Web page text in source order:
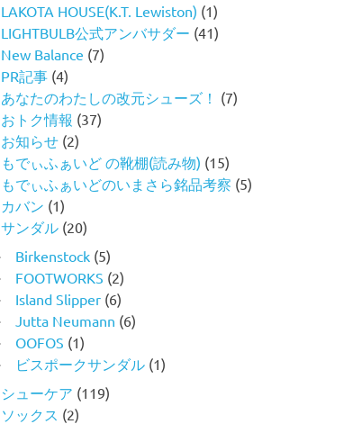
LAKOTA HOUSE(K.T. Lewiston) (1)
LIGHTBULB公式アンバサダー (41)
New Balance (7)
PR記事 (4)
あなたのわたしの改元シューズ！ (7)
おトク情報 (37)
お知らせ (2)
もでぃふぁいど の靴棚(読み物) (15)
もでぃふぁいどのいまさら銘品考察 (5)
カバン (1)
サンダル (20)
Birkenstock (5)
FOOTWORKS (2)
Island Slipper (6)
Jutta Neumann (6)
OOFOS (1)
ビスポークサンダル (1)
シューケア (119)
ソックス (2)